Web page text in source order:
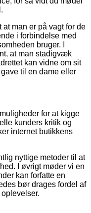
man er på vagt for de
i forbindelse med
bruger. I
at man stadigvæk
kan vidne om sit
til en dame eller
for at kigge
kunders kritik og
internet butikkens
nyttige metoder til at
I øvrigt møder vi en
kan forfatte en
bør drages fordel af